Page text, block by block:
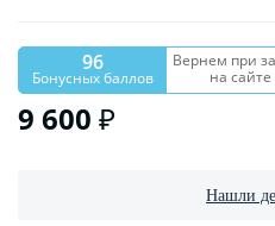
96
Бонусных баллов
Вернем при
на сайте
9 600 ₽
Нашли